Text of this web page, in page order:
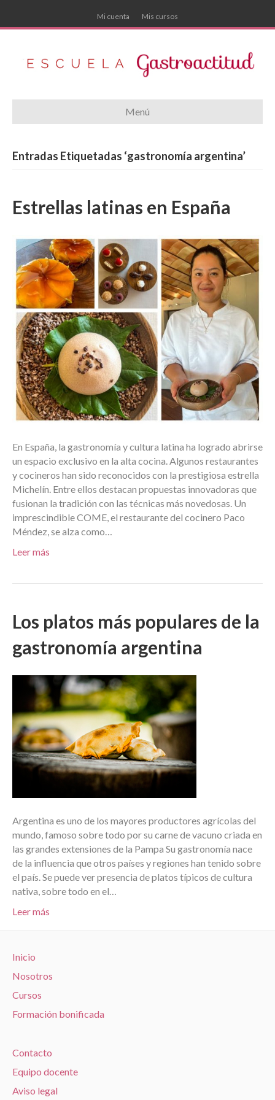
Mi cuenta Mis cursos
Menú
Entradas Etiquetadas ‘gastronomía argentina’
Estrellas latinas en España
En España, la gastronomía y cultura latina ha logrado abrirse
un espacio exclusivo en la alta cocina. Algunos restaurantes
y cocineros han sido reconocidos con la prestigiosa estrella
Michelín. Entre ellos destacan propuestas innovadoras que
fusionan la tradición con las técnicas más novedosas. Un
imprescindible COME, el restaurante del cocinero Paco
Méndez, se alza como…
Leer más
Los platos más populares de la
gastronomía argentina
Argentina es uno de los mayores productores agrícolas del
mundo, famoso sobre todo por su carne de vacuno criada en
las grandes extensiones de la Pampa Su gastronomía nace
de la influencia que otros países y regiones han tenido sobre
el país. Se puede ver presencia de platos típicos de cultura
nativa, sobre todo en el…
Leer más
Inicio
Nosotros
Cursos
Formación bonificada
Contacto
Equipo docente
Aviso legal